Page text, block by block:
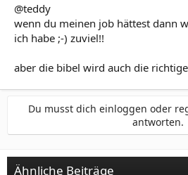
@teddy
wenn du meinen job hättest dann
ich habe ;-) zuviel!!
aber die bibel wird auch die
Du musst dich einloggen oder
antworten.
Ähnliche Beiträge